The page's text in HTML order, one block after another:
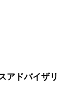
アドバイザリ